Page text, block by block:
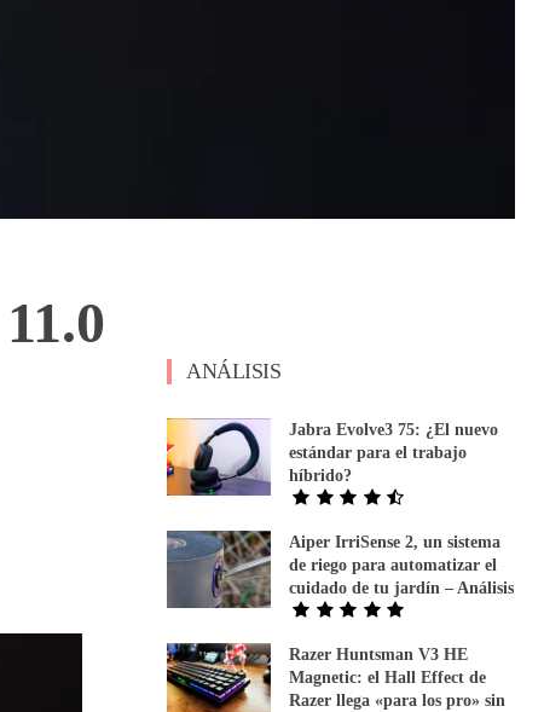
ANÁLISIS
Jabra Evolve3 75: ¿El nuevo
estándar para el trabajo
híbrido?
Aiper IrriSense 2, un sistema
de riego para automatizar el
cuidado de tu jardín – Análisis
Razer Huntsman V3 HE
Magnetic: el Hall Effect de
Razer llega «para los pro» sin